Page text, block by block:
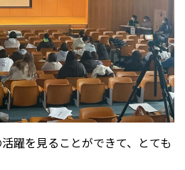
躍を見ることができて、とても